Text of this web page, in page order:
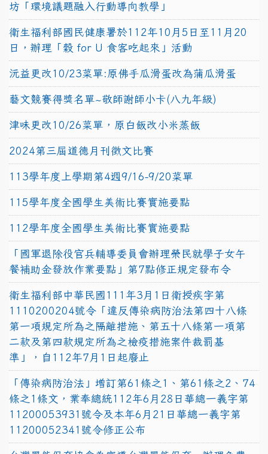
坊「環境議題融入行動導向教學」
衛生福利部國民健康署於112年10月5日至11月20
日，辦理「穀 for U 食客吃起來」活動
沅益更改10/23菜單:原佛手瓜滑蛋改為蒲瓜滑蛋
藝文競賽得獎名單~敬師謝師小卡(八九年級)
津味更改10/26菜單，原白飯改小米蒸飯
2024第三屆道德月刊徵文比賽
113學年度上學期第4週9/16-9/20菜單
115學年度全國學生美術比賽實施要點
112學年度全國學生美術比賽實施要點
「國軍退除役官兵輔導委員會辦理榮民就學子女午
餐補助金發放作業要點」第7點修正規定發布令
衛生福利部中華民國111年3月1日衛授疾字第
1110200204號令「違反傳染病防治法第四十八條
第一項規定所為之隔離措施、第五十八條第一項第
二款及第四款規定所為之檢疫措施案件裁罰基
準」，自112年7月1日起廢止
「傳染病防治法」增訂第61條之1、第61條之2、74
條之1條文，業奉總統112年6月28日華總一義字第
11200053931號令及本年6月21日華總一義字第
11200052341號令修正公布